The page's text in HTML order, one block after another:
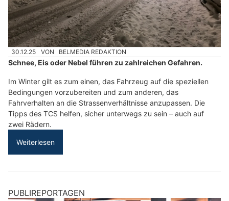
30.12.25 VON BELMEDIA REDAKTION
Schnee, Eis oder Nebel führen zu zahlreichen Gefahren.
Im Winter gilt es zum einen, das Fahrzeug auf die speziellen
Bedingungen vorzubereiten und zum anderen, das
Fahrverhalten an die Strassenverhältnisse anzupassen. Die
Tipps des TCS helfen, sicher unterwegs zu sein – auch auf
zwei Rädern.
Weiterlesen
PUBLIREPORTAGEN